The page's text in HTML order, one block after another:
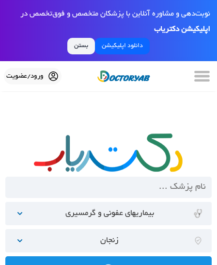
نوبت‌دهی و مشاوره آنلاین با پزشکان متخصص و فوق‌تخصص در
اپلیکیشن دکتریاب
دانلود اپلیکیشن بستن
ورود/عضویت
بیماریهای عفونی و گرمسیری
زنجان